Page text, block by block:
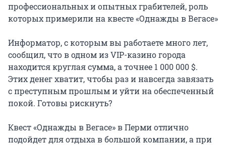
профессиональных и опытных грабителей, роль
которых примерили на квесте «Однажды в Вегасе»
Информатор, с которым вы работаете много лет,
сообщил, что в одном из VIP-казино города
находится круглая сумма, а точнее 1 000 000 $.
Этих денег хватит, чтобы раз и навсегда завязать
с преступным прошлым и уйти на обеспеченный
покой. Готовы рискнуть?
Квест «Однажды в Вегасе» в Перми отлично
подойдет для отдыха в большой компании, а при